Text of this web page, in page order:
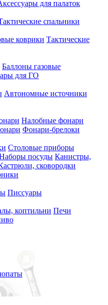
для палаток
спальники
коврики Тактические
Баллоны газовые
для ГО
Автономные источники
Налобные фонари
Фонари-брелоки
Столовые приборы
посуды Канистры,
сковородки
Писсуары
коптильни Печи